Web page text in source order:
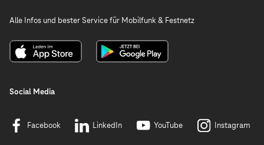
Alle Infos und bester Service für Mobilfunk & Festnetz
Social Media
Facebook LinkedIn YouTube Instagram